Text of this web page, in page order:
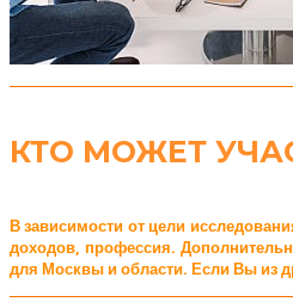
КТО МОЖЕТ
В зависимости от цели
доходов, профессия.
для Москвы и области. Если Вы из